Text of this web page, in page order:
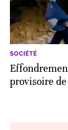
SOCIÉTÉ
provisoire